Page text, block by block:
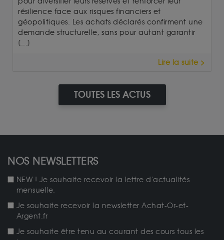
résilience face aux risques financiers et
géopolitiques. Les achats déclarés confirment une
demande structurelle, sans pour autant garantir
[...]
Lire la suite >
TOUTES LES ACTUS
NOS NEWSLETTERS
NEW ! Je souhaite recevoir la lettre d'actualités
mensuelle.
Je souhaite recevoir la newsletter Achat-Or-et-
Argent.fr
Je souhaite être tenu au courant des cours tous les